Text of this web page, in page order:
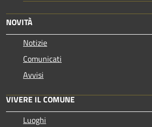
NOVITÀ
Notizie
Comunicati
Avvisi
VIVERE IL COMUNE
Luoghi